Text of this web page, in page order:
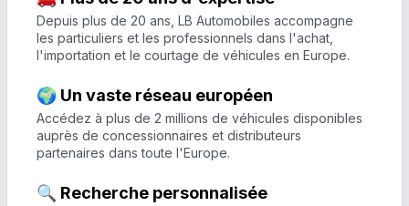
Depuis plus de 20 ans, LB Automobiles accompagne
les particuliers et les professionnels dans l'achat,
l'importation et le courtage de véhicules en Europe.
🌍 Un vaste réseau européen
Accédez à plus de 2 millions de véhicules disponibles
auprès de concessionnaires et distributeurs
partenaires dans toute l'Europe.
🔍 Recherche personnalisée